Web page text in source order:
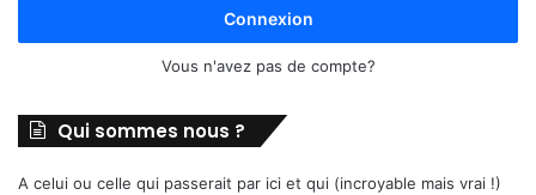
Connexion
Vous n'avez pas de compte?
Qui sommes nous ?
A celui ou celle qui passerait par ici et qui (incroyable mais vrai !)